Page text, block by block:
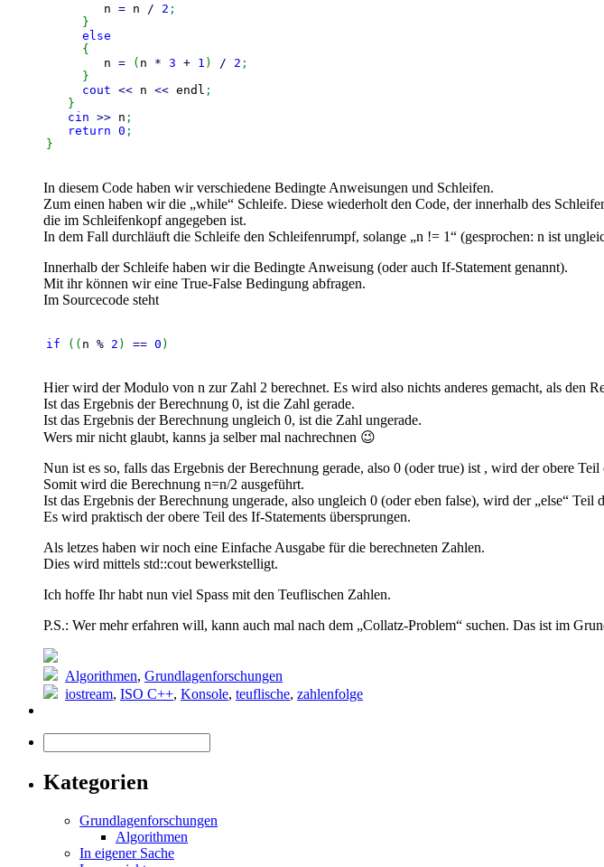
	n
= n / 2 ;
}
else
{
	n
= ( n * 3 + 1 ) / 2 ;
}
cout << n << endl ;
}
cin >> n ;
return 0 ;
}
In diesem Code haben wir verschiedene Bedingte Anweisungen und Schleifen.
Zum einen haben wir die „while“ Schleife. Diese wiederholt den Code, der innerhalb des
die im Schleifenkopf angegeben ist.
In dem Fall durchläuft die Schleife den Schleifenrumpf, solange „n != 1“ (gesprochen: n ist
Innerhalb der Schleife haben wir die Bedingte Anweisung (oder auch If-Statement genannt).
Mit ihr können wir eine True-False Bedingung abfragen.
Im Sourcecode steht
if ( ( n % 2 ) == 0 )
Hier wird der Modulo von n zur Zahl 2 berechnet. Es wird also nichts anderes gemacht, als den
Ist das Ergebnis der Berechnung 0, ist die Zahl gerade.
Ist das Ergebnis der Berechnung ungleich 0, ist die Zahl ungerade.
Wers mir nicht glaubt, kanns ja selber mal nachrechnen 😉
Nun ist es so, falls das Ergebnis der Berechnung gerade, also 0 (oder true) ist , wird der obere
Somit wird die Berechnung n=n/2 ausgeführt.
Ist das Ergebnis der Berechnung ungerade, also ungleich 0 (oder eben false), wird der „else“ Teil
Es wird praktisch der obere Teil des If-Statements übersprungen.
Als letzes haben wir noch eine Einfache Ausgabe für die berechneten Zahlen.
Dies wird mittels std::cout bewerkstelligt.
Ich hoffe Ihr habt nun viel Spass mit den Teuflischen Zahlen.
P.S.: Wer mehr erfahren will, kann auch mal nach dem „Collatz-Problem“ suchen. Das ist im
Algorithmen, Grundlagenforschungen
iostream, ISO C++, Konsole, teuflische, zahlenfolge
Kategorien
Grundlagenforschungen
Algorithmen
In eigener Sache